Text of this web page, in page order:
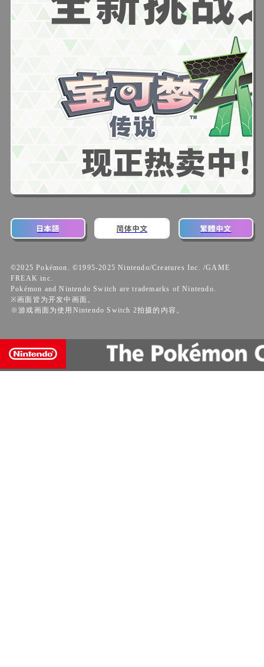
©2025 Pokémon. ©1995-2025 Nintendo/Creatures Inc. /GAME
FREAK inc.
Pokémon and Nintendo Switch are trademarks of Nintendo.
※画面皆为开发中画面。
※游戏画面为使用Nintendo Switch 2拍摄的内容。